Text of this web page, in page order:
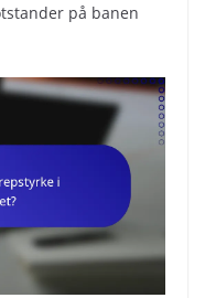
på banen